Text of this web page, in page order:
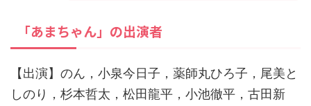
「あまちゃん」の出演者
【出演】のん，小泉今日子，薬師丸ひろ子，尾美と
しのり，杉本哲太，松田龍平，小池徹平，古田新